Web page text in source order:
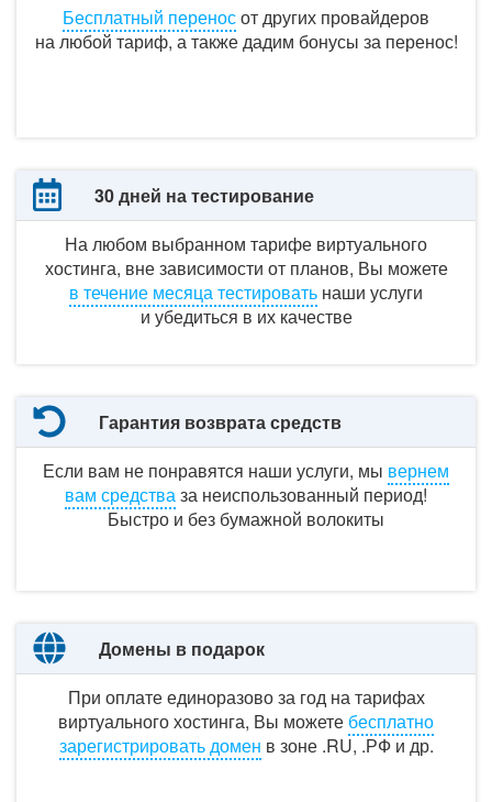
Бесплатный переносот других провайдеров
на любой тариф, а такжедадим бонусы за перенос!
30 дней на тестирование
На любом выбранном тарифе виртуального
хостинга, вне зависимости от планов, Вы можете
в течение месяца тестировать наши услуги
и убедиться в ихкачестве
Гарантия возврата средств
Если вам не понравятся наши услуги, мы вернем
вам средстваза неиспользованный период!
Быстро и без бумажной волокиты
Домены в подарок
При оплате единоразовоза год на тарифах
виртуального хостинга, Вы можете бесплатно
зарегистрировать домен в зоне .RU, .РФ и др.